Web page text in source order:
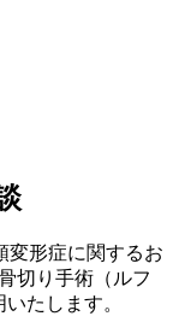
変形症に関するお
切り手術（ルフ
たします。